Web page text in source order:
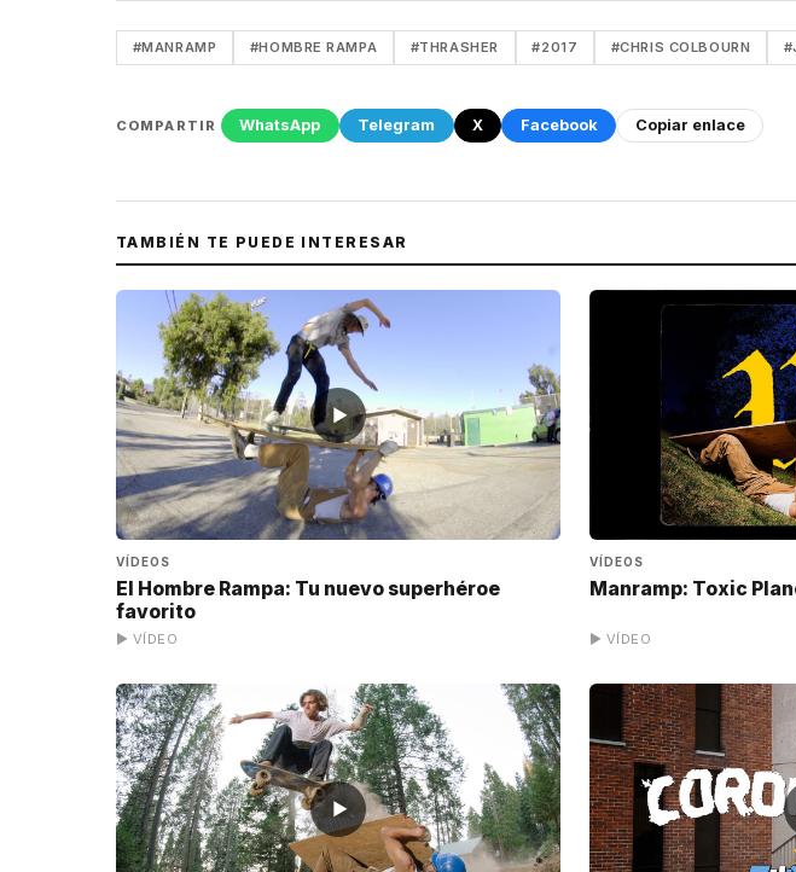
#MANRAMP #HOMBRE RAMPA #THRASHER #2017 #CHRIS COLBOURN
COMPARTIR WhatsApp Telegram X Facebook Copiar enlace
TAMBIÉN TE PUEDE INTERESAR
▶
VÍDEOS
El Hombre Rampa: Tu nuevo superhéroe
favorito
▶ VÍDEO
VÍDEOS
Manramp: Toxic
▶ VÍDEO
▶